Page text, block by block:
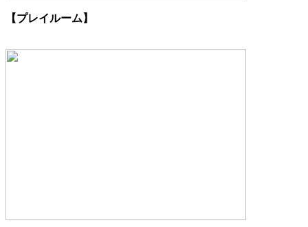
【プレイルーム】